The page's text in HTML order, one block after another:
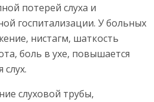
потерей слуха и
госпитализации. У больных
нистагм, шаткость
боль в ухе, повышается
слух.
слуховой трубы,